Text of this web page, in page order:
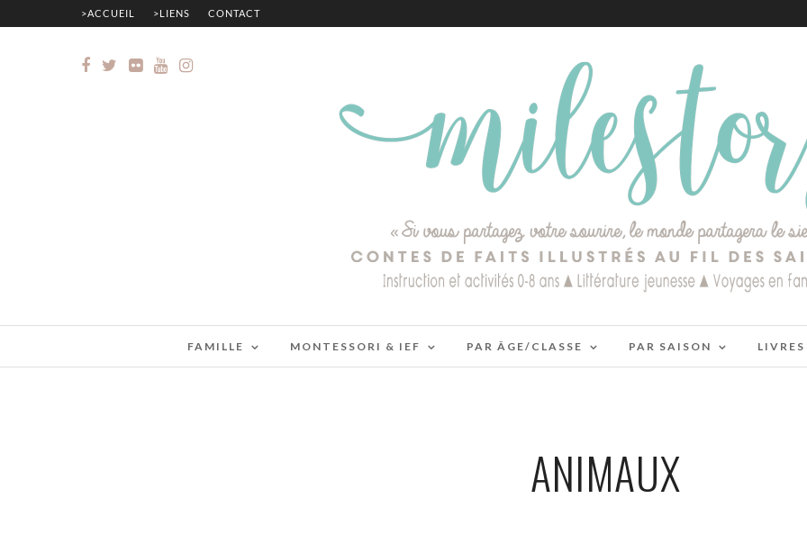
>ACCUEIL >LIENS CONTACT
FAMILLE MONTESSORI & IEF PAR ÂGE/CLASSE PAR SAISON
ANIMAUX